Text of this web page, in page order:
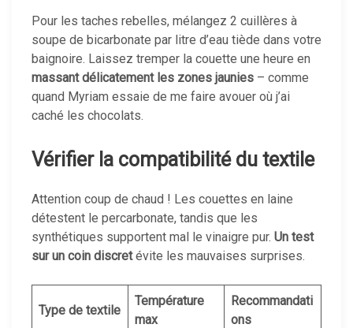
Pour les taches rebelles, mélangez 2 cuillères à
soupe de bicarbonate par litre d’eau tiède dans votre
baignoire. Laissez tremper la couette une heure en
massant délicatement les zones jaunies – comme
quand Myriam essaie de me faire avouer où j’ai
caché les chocolats.
Vérifier la compatibilité du textile
Attention coup de chaud ! Les couettes en laine
détestent le percarbonate, tandis que les
synthétiques supportent mal le vinaigre pur. Un test
sur un coin discretévite les mauvaises surprises.
Type de textile
Température
max
Recommandati
ons